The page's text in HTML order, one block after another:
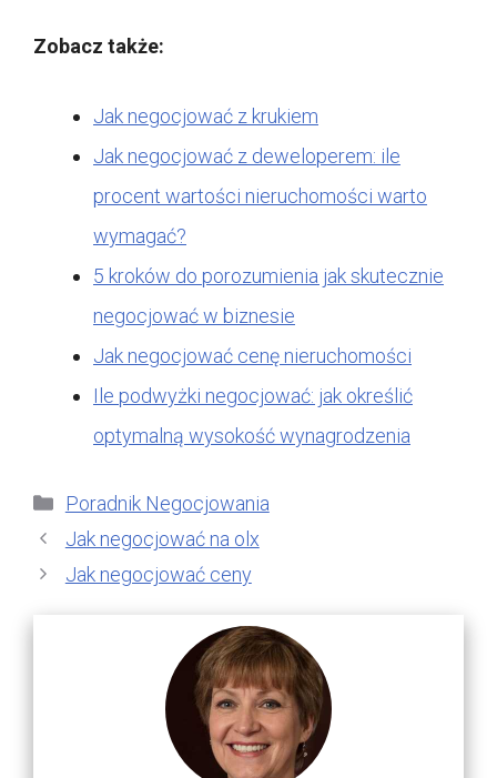
Zobacz także:
Jak negocjować z krukiem
Jak negocjować z deweloperem: ile
procent wartości nieruchomości warto
wymagać?
5 kroków do porozumienia jak skutecznie
negocjować w biznesie
Jak negocjować cenę nieruchomości
Ile podwyżki negocjować: jak określić
optymalną wysokość wynagrodzenia
Kategorie
Poradnik Negocjowania
Jak negocjować na olx
Jak negocjować ceny